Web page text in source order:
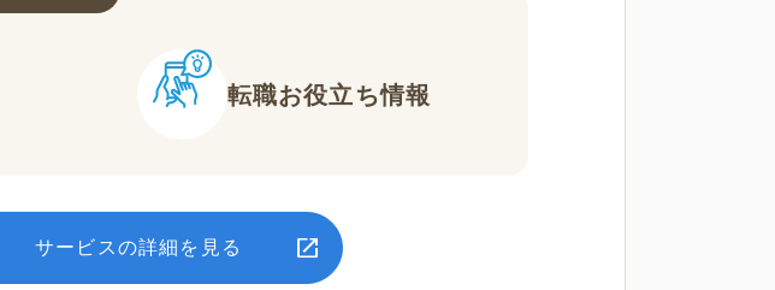
転職お役立ち情報
サービスの詳細を見る